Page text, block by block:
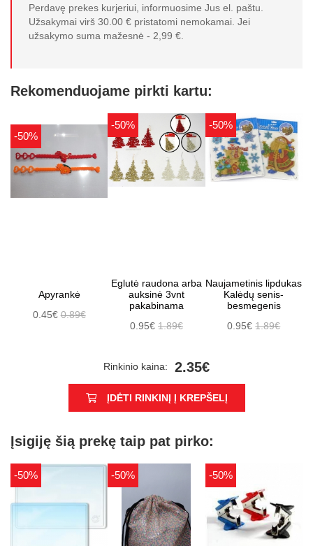
Perdavę prekes kurjeriui, informuosime Jus el. paštu.
Užsakymai virš 30.00 € pristatomi nemokamai. Jei
užsakymo suma mažesnė - 2,99 €.
Rekomenduojame pirkti kartu:
-50%
Apyrankė
0.45€0.89€
-50%
Eglutė raudona arba
auksinė 3vnt
pakabinama
0.95€ 1.89€
-50%
Naujametinis lipdukas
Kalėdų senis-
besmegenis
0.95€1.89€
Rinkinio kaina: 2.35€
ĮDĖTI RINKINĮ Į KREPŠELĮ
Įsigiję šią prekę taip pat pirko:
-50% -50% -50%